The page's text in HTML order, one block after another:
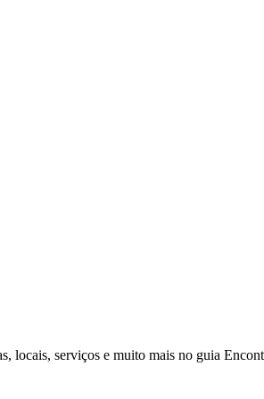
locais, serviços e muito mais no guia